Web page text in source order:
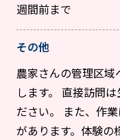
週間前まで
その他
農家さんの管理区
します。 直接訪問
ださい。 また、作
があります。体験の